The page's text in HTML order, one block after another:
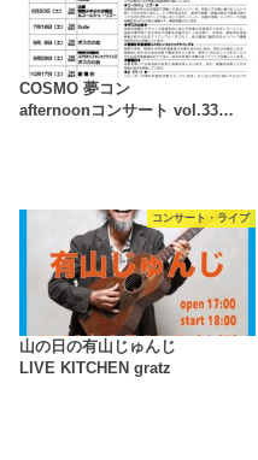
COSMO 夢コン
afternoonコンサート vol.33…
コンサート・ライブ
山の日の有山じゅんじ
LIVE KITCHEN gratz